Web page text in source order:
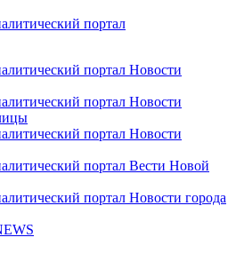
портал
портал Новости
портал Новости
портал Новости
портал Вести Новой
портал Новости города